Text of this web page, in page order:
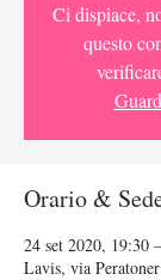
Ci dispiace,
questo
Orario &
24 set 2020, 19:30
Lavis, via